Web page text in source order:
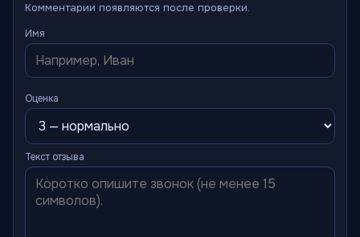
Комментарии появляются после проверки.
Имя
Оценка
Текст отзыва